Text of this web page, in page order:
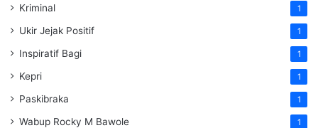
Kriminal 1
Ukir Jejak Positif 1
Inspiratif Bagi 1
Kepri 1
Paskibraka 1
Wabup Rocky M Bawole 1